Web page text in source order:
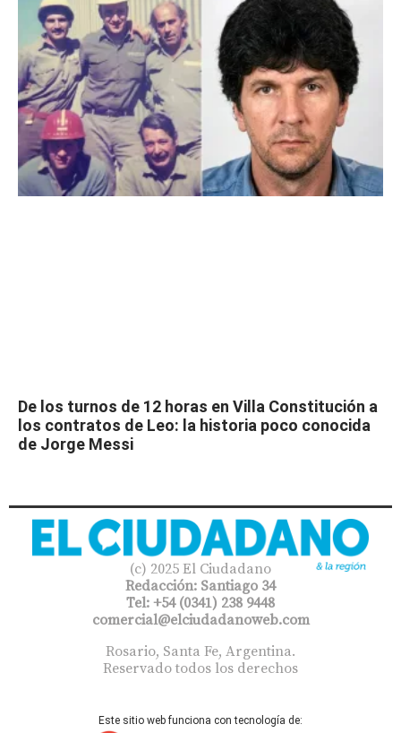
De los turnos de 12 horas en Villa Constitución a
los contratos de Leo: la historia poco conocida
de Jorge Messi
(c) 2025 El Ciudadano
Redacción: Santiago 34
Tel: +54 (0341) 238 9448
comercial@elciudadanoweb.com​
Rosario, Santa Fe, Argentina.
Reservado todos los derechos
Este sitio web funciona con tecnología de: